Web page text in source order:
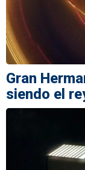
Gran
siendo el